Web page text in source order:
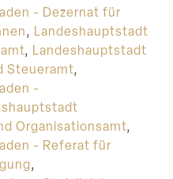
- Dezernat für
, Landeshauptstadt
, Landeshauptstadt
Steueramt,
-
Organisationsamt,
- Referat für
,